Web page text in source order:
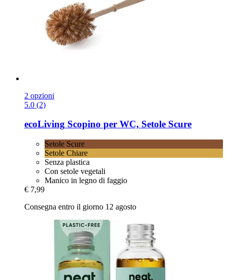
2 opzioni
5.0 (2)
ecoLiving Scopino per WC, Setole Scure
Setole Scure
Setole Chiare
Senza plastica
Con setole vegetali
Manico in legno di faggio
€ 7,99
Consegna entro il giorno 12 agosto